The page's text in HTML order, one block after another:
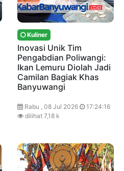
Kuliner
Inovasi Unik Tim
Pengabdian Poliwangi:
Ikan Lemuru Diolah Jadi
Camilan Bagiak Khas
Banyuwangi
Rabu , 08 Jul 2026
17:24:16
dilihat 7,18 k